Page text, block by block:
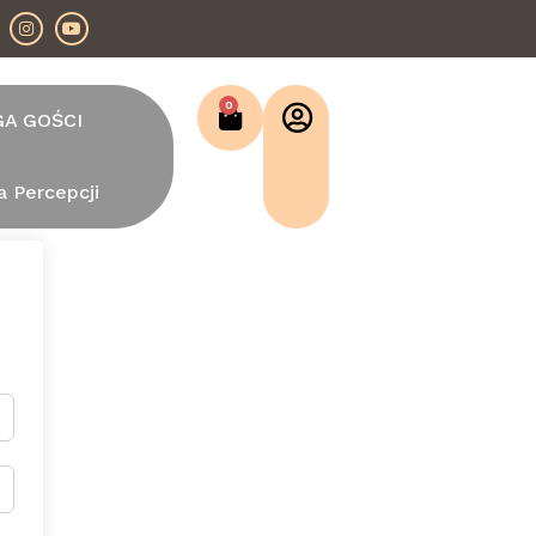
GOŚCI
Percepcji
0